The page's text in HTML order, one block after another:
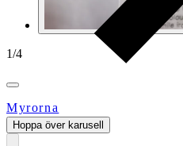
1/4
Myrorna
Hoppa över karusell